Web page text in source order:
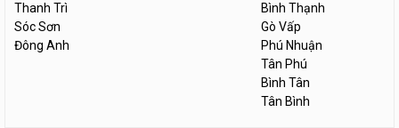
Thanh Trì
Sóc Sơn
Đông Anh
Bình Thạnh
Gò Vấp
Phú Nhuận
Tân Phú
Bình Tân
Tân Bình